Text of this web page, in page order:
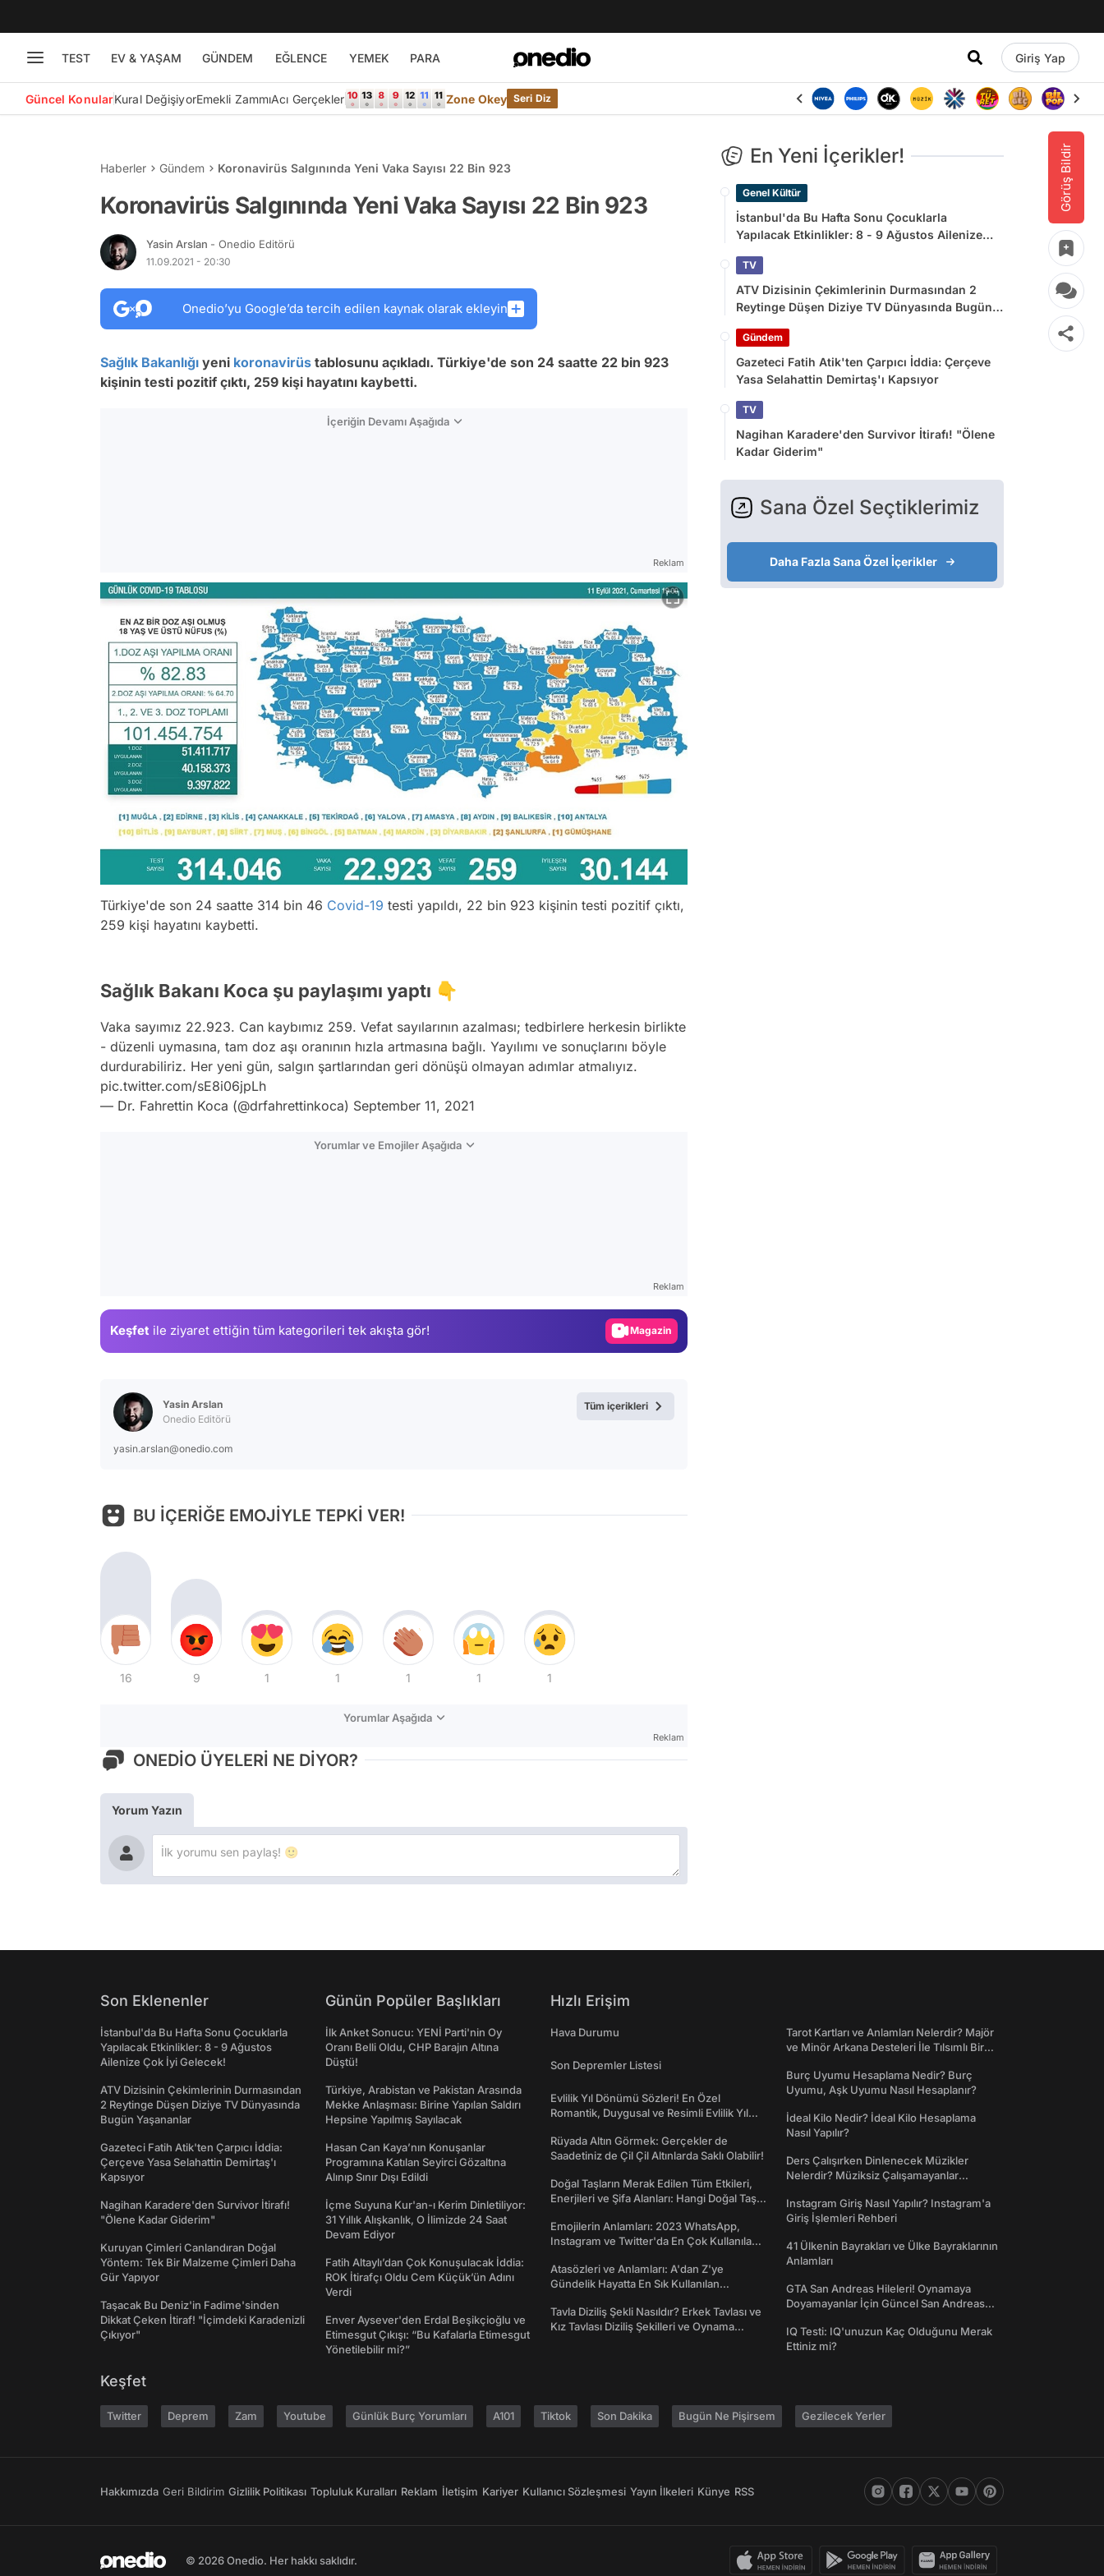
TEST EV & YAŞAM GÜNDEM EĞLENCE YEMEK PARA Giriş Yap
Güncel KonularKural DeğişiyorEmekli ZammıAcı Gerçekler Zone Okey Seri Diz
Görüş Bildir
Haberler Gündem Koronavirüs Salgınında Yeni Vaka Sayısı 22 Bin 923
Koronavirüs Salgınında Yeni Vaka Sayısı 22 Bin 923
Yasin Arslan - Onedio Editörü
11.09.2021 - 20:30
Onedio’yu Google’da tercih edilen kaynak olarak ekleyin
Sağlık Bakanlığı yeni koronavirüs tablosunu açıkladı. Türkiye'de son 24 saatte 22 bin 923
kişinin testi pozitif çıktı, 259 kişi hayatını kaybetti.
İçeriğin Devamı Aşağıda
Reklam
Türkiye'de son 24 saatte 314 bin 46 Covid-19 testi yapıldı, 22 bin 923 kişinin testi pozitif çıktı,
259 kişi hayatını kaybetti.
Sağlık Bakanı Koca şu paylaşımı yaptı 👇
Vaka sayımız 22.923. Can kaybımız 259. Vefat sayılarının azalması; tedbirlere herkesin birlikte
- düzenli uymasına, tam doz aşı oranının hızla artmasına bağlı. Yayılımı ve sonuçlarını böyle
durdurabiliriz. Her yeni gün, salgın şartlarından geri dönüşü olmayan adımlar atmalıyız.
pic.twitter.com/sE8i06jpLh
— Dr. Fahrettin Koca (@drfahrettinkoca) September 11, 2021
Yorumlar ve Emojiler Aşağıda
Reklam
Keşfet ile ziyaret ettiğin tüm kategorileri tek akışta gör! Magazin
Yasin Arslan
Onedio Editörü
yasin.arslan@onedio.com
Tüm içerikleri
BU İÇERİĞE EMOJİYLE TEPKİ VER!
16 9 1 1 1 1 1
Yorumlar Aşağıda
Reklam
ONEDİO ÜYELERİ NE DİYOR?
Yorum Yazın
En Yeni İçerikler!
Genel Kültür
İstanbul'da Bu Hafta Sonu Çocuklarla
Yapılacak Etkinlikler: 8 - 9 Ağustos Ailenize
TV
ATV Dizisinin Çekimlerinin Durmasından 2
Reytinge Düşen Diziye TV Dünyasında Bugün
Gündem
Gazeteci Fatih Atik'ten Çarpıcı İddia: Çerçeve
Yasa Selahattin Demirtaş'ı Kapsıyor
TV
Nagihan Karadere'den Survivor İtirafı! "Ölene
Kadar Giderim"
Sana Özel Seçtiklerimiz
Daha Fazla Sana Özel İçerikler
Son Eklenenler
İstanbul'da Bu Hafta Sonu Çocuklarla
Yapılacak Etkinlikler: 8 - 9 Ağustos
Ailenize Çok İyi Gelecek!
ATV Dizisinin Çekimlerinin Durmasından
2 Reytinge Düşen Diziye TV Dünyasında
Bugün Yaşananlar
Gazeteci Fatih Atik'ten Çarpıcı İddia:
Çerçeve Yasa Selahattin Demirtaş'ı
Kapsıyor
Nagihan Karadere'den Survivor İtirafı!
"Ölene Kadar Giderim"
Kuruyan Çimleri Canlandıran Doğal
Yöntem: Tek Bir Malzeme Çimleri Daha
Gür Yapıyor
Taşacak Bu Deniz'in Fadime'sinden
Dikkat Çeken İtiraf! "İçimdeki Karadenizli
Çıkıyor"
Günün Popüler Başlıkları
İlk Anket Sonucu: YENİ Parti'nin Oy
Oranı Belli Oldu, CHP Barajın Altına
Düştü!
Türkiye, Arabistan ve Pakistan Arasında
Mekke Anlaşması: Birine Yapılan Saldırı
Hepsine Yapılmış Sayılacak
Hasan Can Kaya’nın Konuşanlar
Programına Katılan Seyirci Gözaltına
Alınıp Sınır Dışı Edildi
İçme Suyuna Kur'an-ı Kerim Dinletiliyor:
31 Yıllık Alışkanlık, O İlimizde 24 Saat
Devam Ediyor
Fatih Altaylı’dan Çok Konuşulacak İddia:
ROK İtirafçı Oldu Cem Küçük’ün Adını
Verdi
Enver Aysever'den Erdal Beşikçioğlu ve
Etimesgut Çıkışı: “Bu Kafalarla Etimesgut
Yönetilebilir mi?”
Hızlı Erişim
Hava Durumu
Son Depremler Listesi
Evlilik Yıl Dönümü Sözleri! En Özel
Romantik, Duygusal ve Resimli Evlilik Yıl
Rüyada Altın Görmek: Gerçekler de
Saadetiniz de Çil Çil Altınlarda Saklı Olabilir!
Doğal Taşların Merak Edilen Tüm Etkileri,
Enerjileri ve Şifa Alanları: Hangi Doğal Taş
Emojilerin Anlamları: 2023 WhatsApp,
Instagram ve Twitter'da En Çok Kullanılan
Atasözleri ve Anlamları: A'dan Z'ye
Gündelik Hayatta En Sık Kullanılan
Tavla Diziliş Şekli Nasıldır? Erkek Tavlası ve
Kız Tavlası Diziliş Şekilleri ve Oynama
Tarot Kartları ve Anlamları Nelerdir? Majör
ve Minör Arkana Desteleri İle Tılsımlı Bir
Burç Uyumu Hesaplama Nedir? Burç
Uyumu, Aşk Uyumu Nasıl Hesaplanır?
İdeal Kilo Nedir? İdeal Kilo Hesaplama
Nasıl Yapılır?
Ders Çalışırken Dinlenecek Müzikler
Nelerdir? Müziksiz Çalışamayanlar
Instagram Giriş Nasıl Yapılır? Instagram'a
Giriş İşlemleri Rehberi
41 Ülkenin Bayrakları ve Ülke Bayraklarının
Anlamları
GTA San Andreas Hileleri! Oynamaya
Doyamayanlar İçin Güncel San Andreas
IQ Testi: IQ'unuzun Kaç Olduğunu Merak
Ettiniz mi?
Keşfet
Twitter Deprem Zam Youtube Günlük Burç Yorumları A101 Tiktok Son Dakika Bugün Ne Pişirsem Gezilecek Yerler
Hakkımızda Geri Bildirim Gizlilik Politikası Topluluk Kuralları Reklam İletişim Kariyer Kullanıcı Sözleşmesi Yayın İlkeleri Künye RSS
© 2026 Onedio. Her hakkı saklıdır.